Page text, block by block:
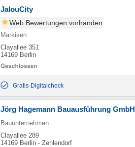
JalouCity
Web Bewertungen vorhanden
Markisen
Clayallee 351
14169 Berlin
Gratis-Digitalcheck
Jörg Hagemann Bauausführung GmbH
Bauunternehmen
Clayallee 289
14169 Berlin - Zehlendorf